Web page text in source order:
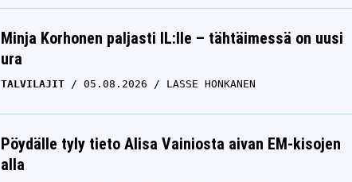
Minja Korhonen paljasti IL:lle – tähtäimessä on uusi
ura
TALVILAJIT 05.08.2026 LASSE HONKANEN
Pöydälle tyly tieto Alisa Vainiosta aivan EM-kisojen
alla